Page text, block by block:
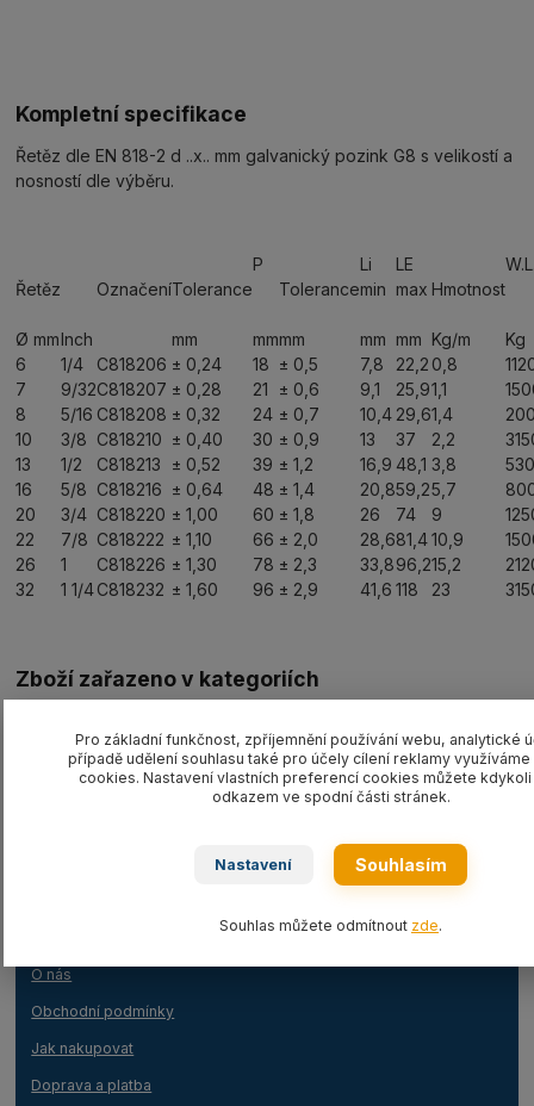
Kompletní specifikace
Řetěz dle EN 818-2 d ..x.. mm galvanický pozink G8 s velikostí a
nosností dle výběru.
Řetěz OznačeníTolerance
P
Tolerance
Li
min
LE
max Hmotnost
Ø mmInch mm mmmm mm mm Kg/m
Kg
6
7
8
10
13
16
20
22
26
32
1/4
9/32
5/16
3/8
1/2
5/8
3/4
7/8
1
1 1/4
C818206
C818207
C818208
C818210
C818213
C818216
C818220
C818222
C818226
C818232
± 0,24
± 0,28
± 0,32
± 0,40
± 0,52
± 0,64
± 1,00
± 1,10
± 1,30
± 1,60
18
21
24
30
39
48
60
66
78
96
± 0,5
± 0,6
± 0,7
± 0,9
± 1,2
± 1,4
± 1,8
± 2,0
± 2,3
± 2,9
7,8
9,1
10,4
13
16,9
20,8
26
28,6
33,8
41,6
22,2
25,9
29,6
37
48,1
59,2
74
81,4
96,2
118
0,8
1,1
1,4
2,2
3,8
5,7
9
10,9
15,2
23
Zboží zařazeno v kategoriích
Příslušenství/náhradní díly CARTEC G8
O nás
Obchodní podmínky
Jak nakupovat
Doprava a platba
Pro základní funkčnost, zpříjemnění používání webu, analytické
případě udělení souhlasu také pro účely cílení reklamy
cookies. Nastavení vlastních preferencí cookies můžete kdykoli
odkazem ve spodní části stránek.
Nastavení Souhlasím
Souhlas můžete odmítnout zde.